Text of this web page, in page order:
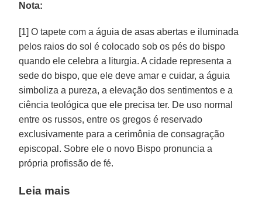
Nota:
[1] O tapete com a águia de asas abertas e iluminada
pelos raios do sol é colocado sob os pés do bispo
quando ele celebra a liturgia. A cidade representa a
sede do bispo, que ele deve amar e cuidar, a águia
simboliza a pureza, a elevação dos sentimentos e a
ciência teológica que ele precisa ter. De uso normal
entre os russos, entre os gregos é reservado
exclusivamente para a cerimônia de consagração
episcopal. Sobre ele o novo Bispo pronuncia a
própria profissão de fé.
Leia mais